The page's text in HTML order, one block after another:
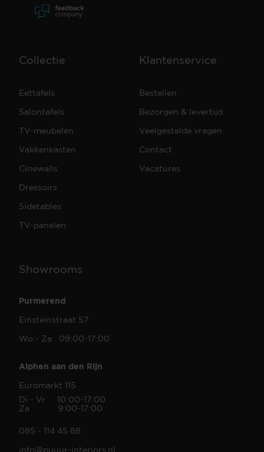
Collectie
Eettafels
Salontafels
TV-meubelen
Vakkenkasten
Cinewalls
Dressoirs
Sidetables
TV-panelen
Klantenservice
Bestellen
Bezorgen & levertijd
Veelgestelde vragen
Contact
Vacatures
Showrooms
Purmerend
Einsteinstraat 57
Wo - Za 09:00-17:00
Alphen aan den Rijn
Euromarkt 115
Di - Vr 10:00-17:00
Za 9:00-17:00
085 - 114 45 88
info@puuur-interiors.nl